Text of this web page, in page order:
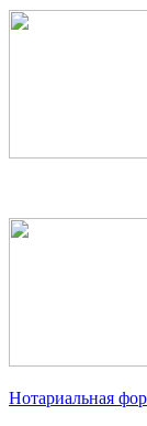
Нотариальная